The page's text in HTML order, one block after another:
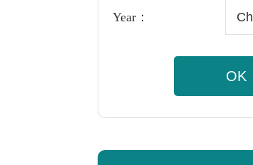
Year：
OK